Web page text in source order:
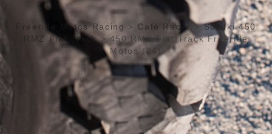
Freeride Motos Racing > Café Racer >Suzuki 450
RMZ Flat Track>450 RMZ Flat Track Freeride
Motos (24)